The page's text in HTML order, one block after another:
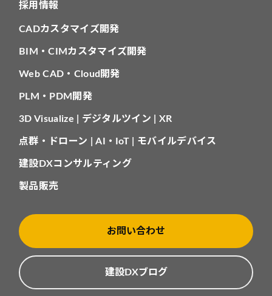
採用情報
CADカスタマイズ開発
BIM・CIMカスタマイズ開発
Web CAD・Cloud開発
PLM・PDM開発
3D Visualize | デジタルツイン | XR
点群・ドローン | AI・IoT | モバイルデバイス
建設DXコンサルティング
製品販売
お問い合わせ
建設DXブログ